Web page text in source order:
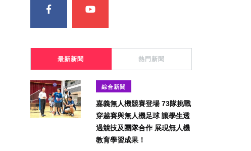
最新新聞 熱門新聞
綜合新聞
嘉義無人機競賽登場 73隊挑戰
穿越賽與無人機足球 讓學生透
過競技及團隊合作 展現無人機
教育學習成果！